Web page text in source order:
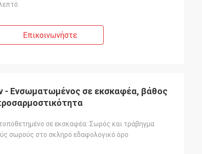
Επικοινωνήστε
Ενσωματωμένος σε εκσκαφέα, βάθος
σε εκσκαφέα::Σωρός και τράβηγμα
σωρούς στο σκληρό εδαφολογικό όρο